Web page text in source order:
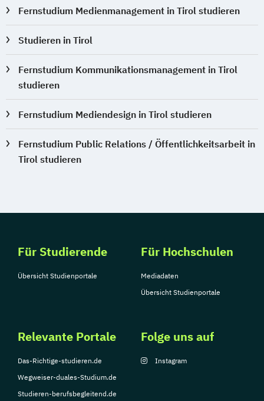
Fernstudium Medienmanagement in Tirol studieren
Studieren in Tirol
Fernstudium Kommunikationsmanagement in Tirol
studieren
Fernstudium Mediendesign in Tirol studieren
Fernstudium Public Relations / Öffentlichkeitsarbeit in
Tirol studieren
Für Studierende
Übersicht Studienportale
Für Hochschulen
Mediadaten
Übersicht Studienportale
Relevante Portale
Das-Richtige-studieren.de
Wegweiser-duales-Studium.de
Studieren-berufsbegleitend.de
Folge uns auf
Instagram